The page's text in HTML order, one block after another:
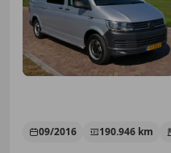
09/2016 190.946 km